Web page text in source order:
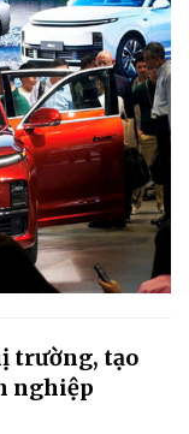
trường, tạo
nghiệp